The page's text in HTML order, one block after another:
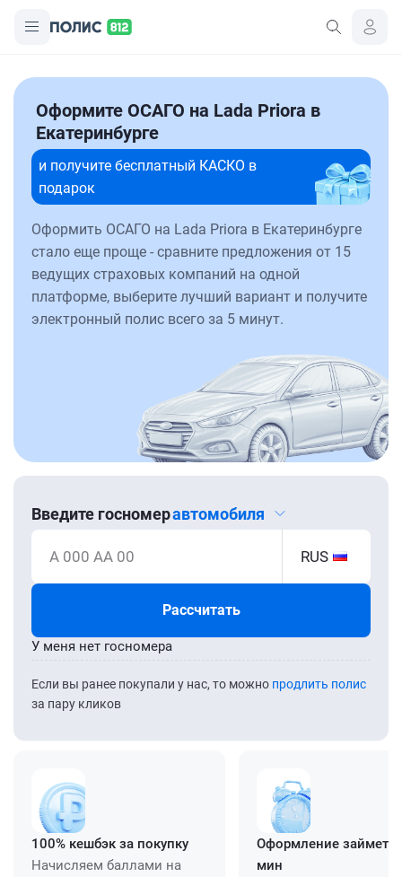
Оформите ОСАГО на Lada Priora в
Екатеринбурге
и получите бесплатный КАСКО в
подарок
Оформить ОСАГО на Lada Priora в Екатеринбурге
стало еще проще - сравните предложения от 15
ведущих страховых компаний на одной
платформе, выберите лучший вариант и получите
электронный полис всего за 5 минут.
Введите госномеравтомобиля
А 000 АА 00 RUS
Рассчитать
Если вы ранее покупали у нас, то можно продлить полис
за пару кликов
У меня нет госномера
100% кешбэк за покупку
Начисляем баллами на
Оформление займет
мин